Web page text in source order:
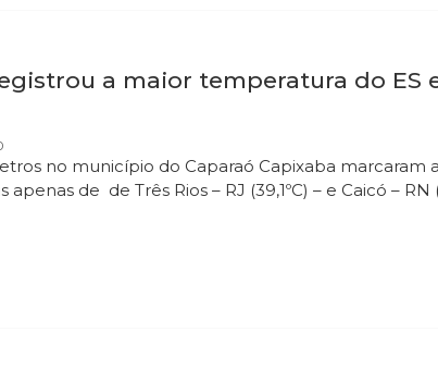
a maior temperatura do
no município do Caparaó Capixaba marcaram
apenas de de Três Rios – RJ (39,1ºC) – e Caicó – RN